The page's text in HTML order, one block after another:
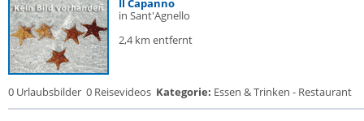
Il Capanno
in Sant'Agnello
2,4 km entfernt
0 Urlaubsbilder 0 Reisevideos Kategorie: Essen & Trinken - Restaurant